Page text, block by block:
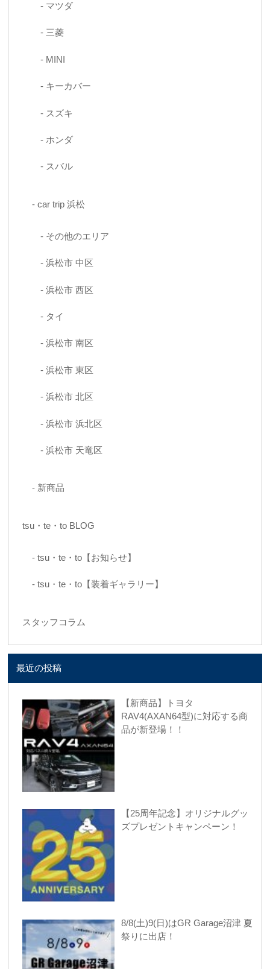
マツダ
三菱
MINI
キーカバー
スズキ
ホンダ
スバル
car trip 浜松
その他のエリア
浜松市 中区
浜松市 西区
タイ
浜松市 南区
浜松市 東区
浜松市 北区
浜松市 浜北区
浜松市 天竜区
新商品
tsu・te・to BLOG
tsu・te・to【お知らせ】
tsu・te・to【装着ギャラリー】
スタッフコラム
最近の投稿
【新商品】トヨタ
RAV4(AXAN64型)に対応する商
品が新登場！！
【25周年記念】オリジナルグッ
ズプレゼントキャンペーン！
8/8(土)9(日)はGR Garage沼津 夏
祭りに出店！